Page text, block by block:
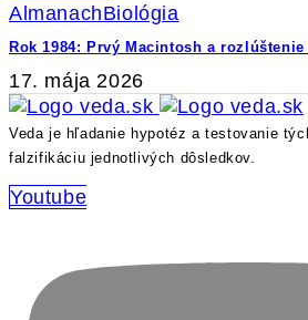
AlmanachBiológia
Rok 1984: Prvý Macintosh a
17. mája 2026
Veda je hľadanie hypotéz a testovanie
falzifikáciu jednotlivých dôsledkov.
Youtube